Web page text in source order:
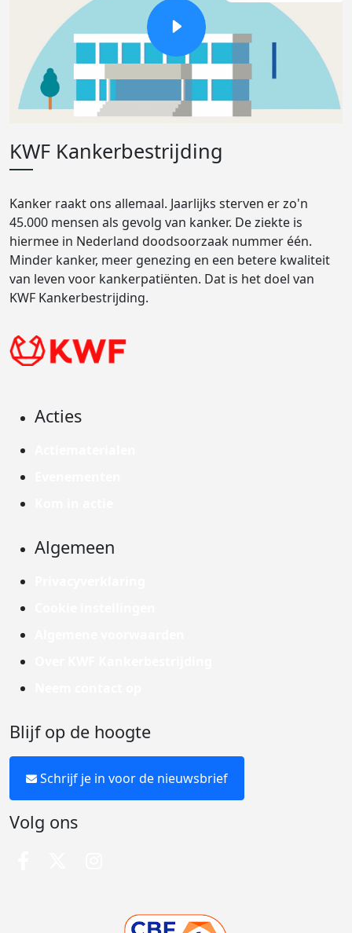
KWF Kankerbestrijding
Kanker raakt ons allemaal. Jaarlijks sterven er zo'n
45.000 mensen als gevolg van kanker. De ziekte is
hiermee in Nederland doodsoorzaak nummer één.
Minder kanker, meer genezing en een betere kwaliteit
van leven voor kankerpatiënten. Dat is het doel van
KWF Kankerbestrijding.
Acties
Algemeen
Blijf op de hoogte
Schrijf je in voor de nieuwsbrief
Volg ons